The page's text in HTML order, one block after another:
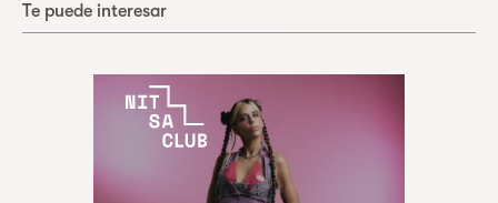
Te puede interesar